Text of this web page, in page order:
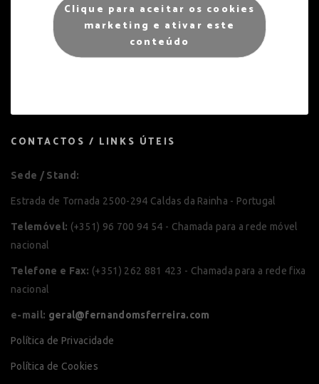
Clique para aceitar os cookies
marketing e ativar este
conteúdo
CONTACTOS / LINKS ÚTEIS
Sede / Stand:
Estrada de Tornada 2500-294 Caldas da Rainha - Portugal
Telemóvel: (+351) 96 700 94 54 - Chamada para a rede móvel
nacional
Telefone e Fax: (+351) 262 881 423 - Chamada para a rede fixa
nacional
e-mail: geral@fernandomsferreira.com
Política de Privacidade
Política de Cookies